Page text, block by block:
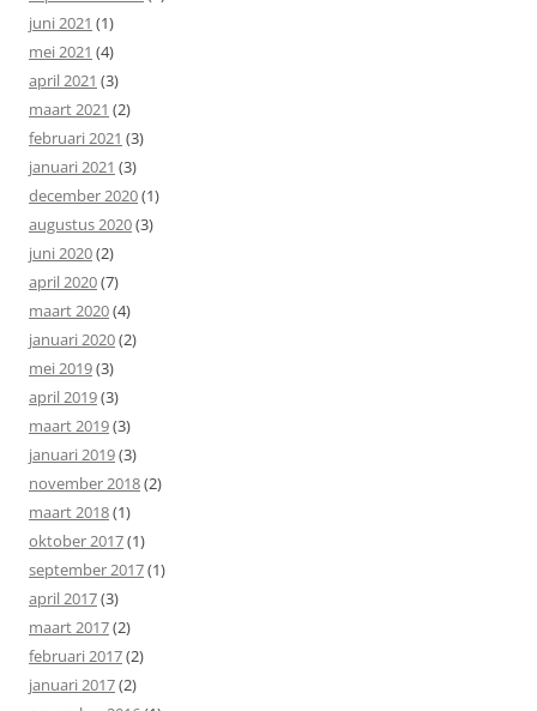
juni 2021 (1)
mei 2021 (4)
april 2021 (3)
maart 2021 (2)
februari 2021 (3)
januari 2021 (3)
december 2020(1)
augustus 2020(3)
juni 2020(2)
april 2020(7)
maart 2020(4)
januari 2020(2)
mei 2019(3)
april 2019(3)
maart 2019(3)
januari 2019(3)
november 2018(2)
maart 2018(1)
oktober 2017(1)
september 2017(1)
april 2017(3)
maart 2017(2)
februari 2017(2)
januari 2017(2)